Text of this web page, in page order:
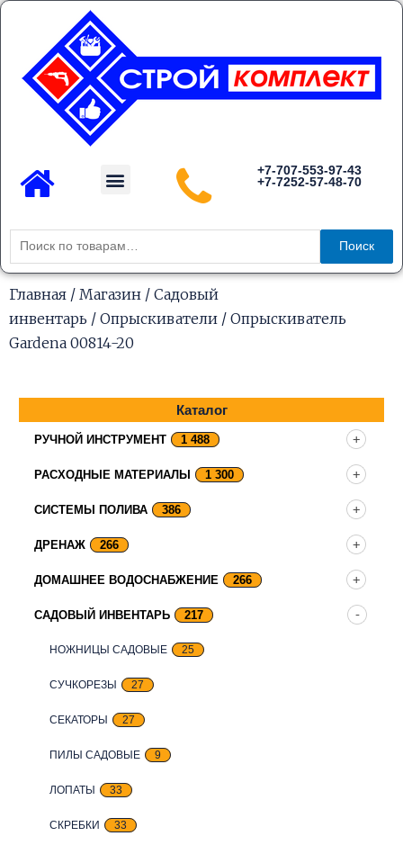
Перейти
содержимому
Menu
+7-707-553-97-43
+7-7252-57-48-70
Искать:
Поиск
Главная / Магазин / Садовый
инвентарь / Опрыскиватели / Опрыскиватель
Gardena 00814-20
Каталог
РУЧНОЙ ИНСТРУМЕНТ 1 488
РАСХОДНЫЕ МАТЕРИАЛЫ 1 300
СИСТЕМЫ ПОЛИВА 386
ДРЕНАЖ 266
ДОМАШНЕЕ ВОДОСНАБЖЕНИЕ 266
САДОВЫЙ ИНВЕНТАРЬ 217
НОЖНИЦЫ САДОВЫЕ 25
СУЧКОРЕЗЫ 27
СЕКАТОРЫ 27
ПИЛЫ САДОВЫЕ 9
ЛОПАТЫ 33
СКРЕБКИ 33